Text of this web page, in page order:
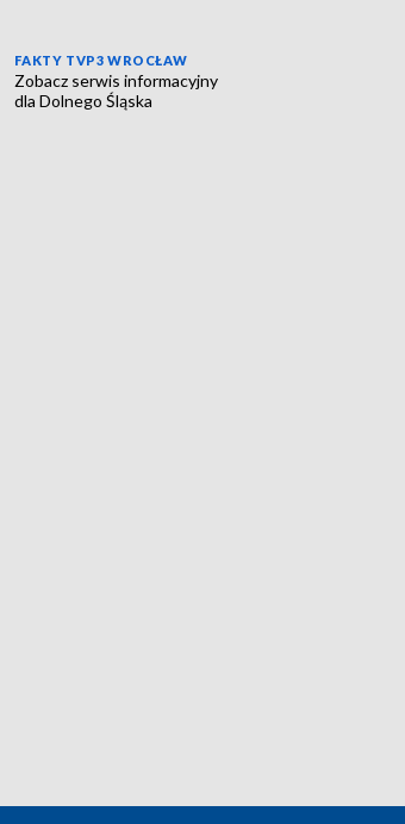
FAKTY TVP3 WROCŁAW
Zobacz serwis informacyjny
dla Dolnego Śląska